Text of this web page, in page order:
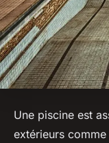
Une piscine est
extérieurs